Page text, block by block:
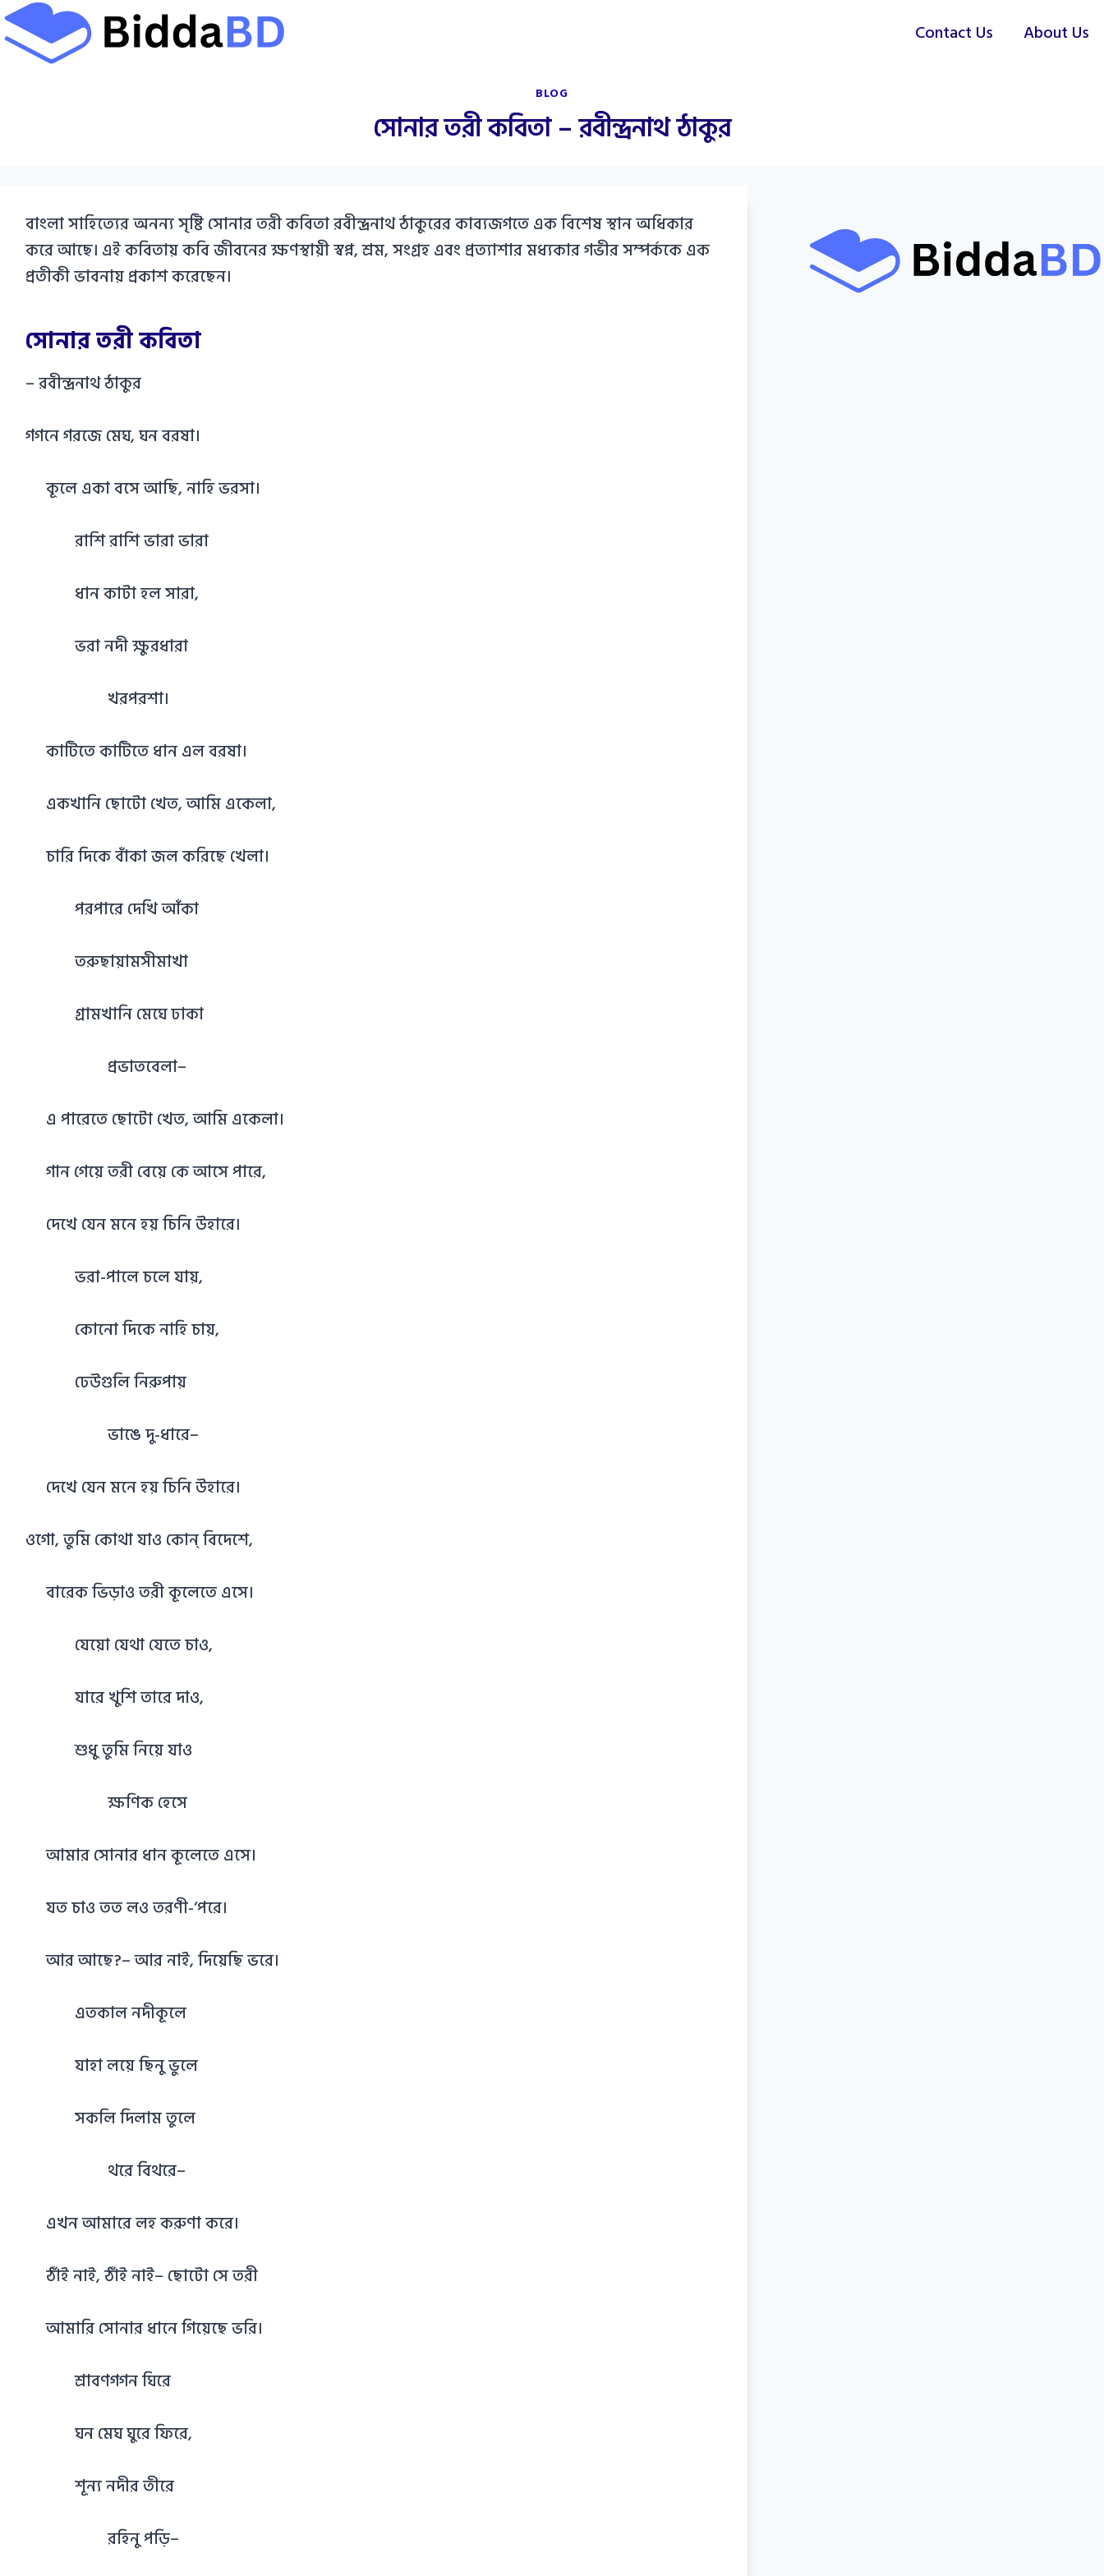
Skip
to
content
Contact Us About Us
BLOG
সোনার তরী কবিতা – রবীন্দ্রনাথ ঠাকুর
বাংলা সাহিত্যের অনন্য সৃষ্টি সোনার তরী কবিতা রবীন্দ্রনাথ ঠাকুরের কাব্যজগতে এক বিশেষ স্থান অধিকার
করে আছে। এই কবিতায় কবি জীবনের ক্ষণস্থায়ী স্বপ্ন, শ্রম, সংগ্রহ এবং প্রত্যাশার মধ্যকার গভীর সম্পর্ককে এক
প্রতীকী ভাবনায় প্রকাশ করেছেন।
সোনার তরী কবিতা
– রবীন্দ্রনাথ ঠাকুর
গগনে গরজে মেঘ, ঘন বরষা।
কূলে একা বসে আছি, নাহি ভরসা।
রাশি রাশি ভারা ভারা
ধান কাটা হল সারা,
ভরা নদী ক্ষুরধারা
খরপরশা।
কাটিতে কাটিতে ধান এল বরষা।
একখানি ছোটো খেত, আমি একেলা,
চারি দিকে বাঁকা জল করিছে খেলা।
পরপারে দেখি আঁকা
তরুছায়ামসীমাখা
গ্রামখানি মেঘে ঢাকা
প্রভাতবেলা–
এ পারেতে ছোটো খেত, আমি একেলা।
গান গেয়ে তরী বেয়ে কে আসে পারে,
দেখে যেন মনে হয় চিনি উহারে।
ভরা-পালে চলে যায়,
কোনো দিকে নাহি চায়,
ঢেউগুলি নিরুপায়
ভাঙে দু-ধারে–
দেখে যেন মনে হয় চিনি উহারে।
ওগো, তুমি কোথা যাও কোন্‌ বিদেশে,
বারেক ভিড়াও তরী কূলেতে এসে।
যেয়ো যেথা যেতে চাও,
যারে খুশি তারে দাও,
শুধু তুমি নিয়ে যাও
ক্ষণিক হেসে
আমার সোনার ধান কূলেতে এসে।
যত চাও তত লও তরণী-‘পরে।
আর আছে?– আর নাই, দিয়েছি ভরে।
এতকাল নদীকূলে
যাহা লয়ে ছিনু ভুলে
সকলি দিলাম তুলে
থরে বিথরে–
এখন আমারে লহ করুণা করে।
ঠাঁই নাই, ঠাঁই নাই– ছোটো সে তরী
আমারি সোনার ধানে গিয়েছে ভরি।
শ্রাবণগগন ঘিরে
ঘন মেঘ ঘুরে ফিরে,
শূন্য নদীর তীরে
রহিনু পড়ি–